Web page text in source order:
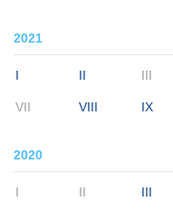
2021
I II III
VII VIII IX
2020
I II III